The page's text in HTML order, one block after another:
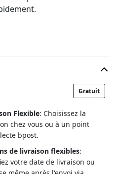
Gratuit
Flexible: Choisissez la
chez vous ou à un point
bpost.
de livraison flexibles:
votre date de livraison ou